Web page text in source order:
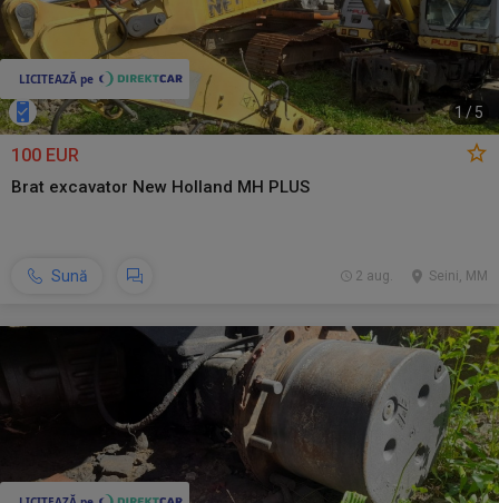
1/5
100 EUR
Brat excavator New Holland MH PLUS
Sună Seini, MM
2 aug.